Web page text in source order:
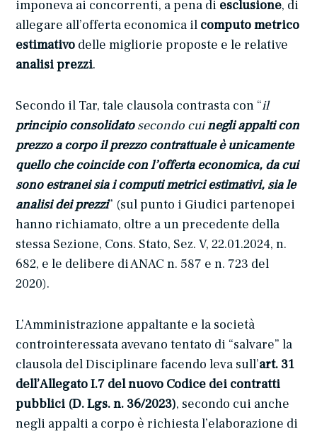
imponeva ai concorrenti, a pena di esclusione, di
allegare all’offerta economica il computo metrico
estimativo delle migliorie proposte e le relative
analisi prezzi.
Secondo il Tar, tale clausola contrasta con “il
principio consolidatosecondo cuinegli appalti con
prezzo a corpo il prezzo contrattuale è unicamente
quello che coincide con l’offerta economica, da cui
sono estranei sia i computi metrici estimativi, sia le
analisi dei prezzi” (sul punto i Giudici partenopei
hanno richiamato, oltre a un precedente della
stessa Sezione, Cons. Stato, Sez. V, 22.01.2024, n.
682, e le delibere di ANAC n. 587 e n. 723 del
2020).
L’Amministrazione appaltante e la società
controinteressata avevano tentato di “salvare” la
clausola del Disciplinare facendo leva sull’art. 31
dell’Allegato I.7 del nuovo Codice dei contratti
pubblici (D. Lgs. n. 36/2023), secondo cui anche
negli appalti a corpo è richiesta l’elaborazione di